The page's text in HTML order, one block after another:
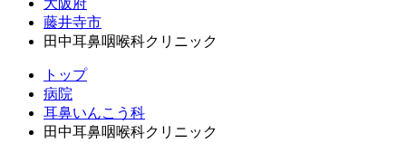
藤井寺市
田中耳鼻咽喉科クリニック
トップ
病院
耳鼻いんこう科
田中耳鼻咽喉科クリニック